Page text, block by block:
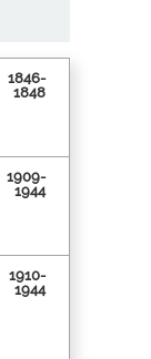
1846-
1848
1909-
1944
1910-
1944